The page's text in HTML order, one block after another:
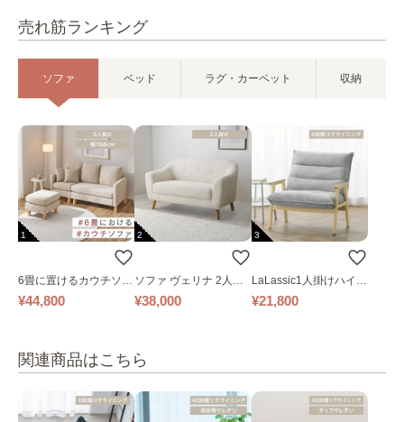
売れ筋ランキング
ソファ ベッド ラグ・カーペット 収納
1
6畳に置けるカウチソフ
ァ｜ベージュ
¥44,800
2
ソファ ヴェリナ 2人掛
け
¥38,000
3
LaLassic1人掛けハイバ
ックソファ ワイド
¥21,800
関連商品はこちら